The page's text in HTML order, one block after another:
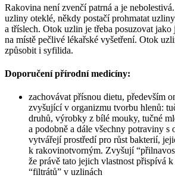
Rakovina není zvenčí patrná a je
uzliny oteklé, někdy postačí prohmatat
a tříslech. Otok uzlin je třeba posuzovat
na místě pečlivé lékařské vyšetření. Otok
způsobit i syfilida.
Doporučení přírodní medicíny:
zachovávat přísnou dietu, především
zvyšující v organizmu tvorbu hlenů:
druhů, výrobky z bílé mouky, tučné
a podobně a dále všechny potraviny s
vytvářejí prostředí pro růst bakterií,
k rakovinotvorným. Zvyšují
že právě tato jejich vlastnost přispívá
“filtrátů” v uzlinách